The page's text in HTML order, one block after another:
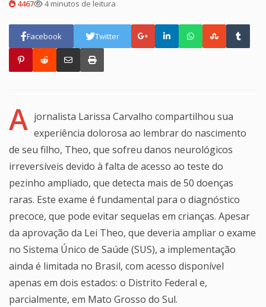
4467
4 minutos de leitura
Facebook Twitter
A jornalista Larissa Carvalho compartilhou sua
experiência dolorosa ao lembrar do nascimento
de seu filho, Theo, que sofreu danos neurológicos
irreversíveis devido à falta de acesso ao teste do
pezinho ampliado, que detecta mais de 50 doenças
raras. Este exame é fundamental para o diagnóstico
precoce, que pode evitar sequelas em crianças. Apesar
da aprovação da Lei Theo, que deveria ampliar o exame
no Sistema Único de Saúde (SUS), a implementação
ainda é limitada no Brasil, com acesso disponível
apenas em dois estados: o Distrito Federal e,
parcialmente, em Mato Grosso do Sul.